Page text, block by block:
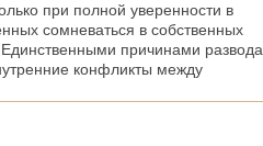
при полной уверенности в
сомневаться в собственных
причинами развода
конфликты между